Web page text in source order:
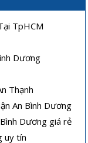
TpHCM
Dương
Thạnh
An Bình Dương
Dương giá rẻ
uy tín